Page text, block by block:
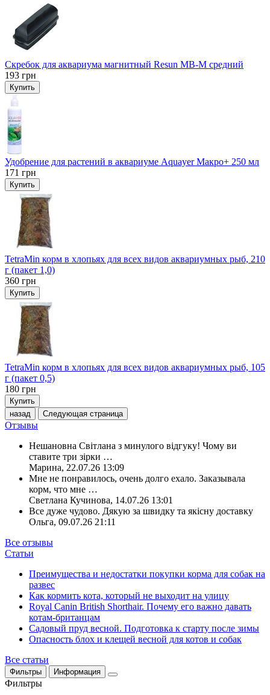
Скребок для аквариума магнитный Resun MB-M средний
193 грн
Купить
Удобрение для растений в аквариуме Aquayer Макро+ 250 мл
171 грн
Купить
TetraMin корм в хлопьях для всех видов аквариумных рыб, 210
г (пакет 1,0)
360 грн
Купить
TetraMin корм в хлопьях для всех видов аквариумных рыб, 105
г (пакет 0,5)
180 грн
Купить
назад
Следующая страница
Отзывы
Нешановна Світлана з минулого відгуку! Чому ви
ставите три зірки …
Марина, 22.07.26 13:09
Мне не понравилось, очень долго ехало. Заказывала
корм, что мне …
Светлана Кучинова, 14.07.26 13:01
Все дуже чудово. Дякую за швидку та якісну доставку
Ольга, 09.07.26 21:11
Все отзывы
Статьи
Преимущества и недостатки покупки корма для собак на
развес
Как кормить кота, который не выходит на улицу
Royal Canin British Shorthair. Почему его важно давать
котам-британцам
Садовый пруд весной. Подготовка к старту после зимы
Опасность блох и клещей весной для котов и собак
Все статьи
Фильтры Информация
Фильтры